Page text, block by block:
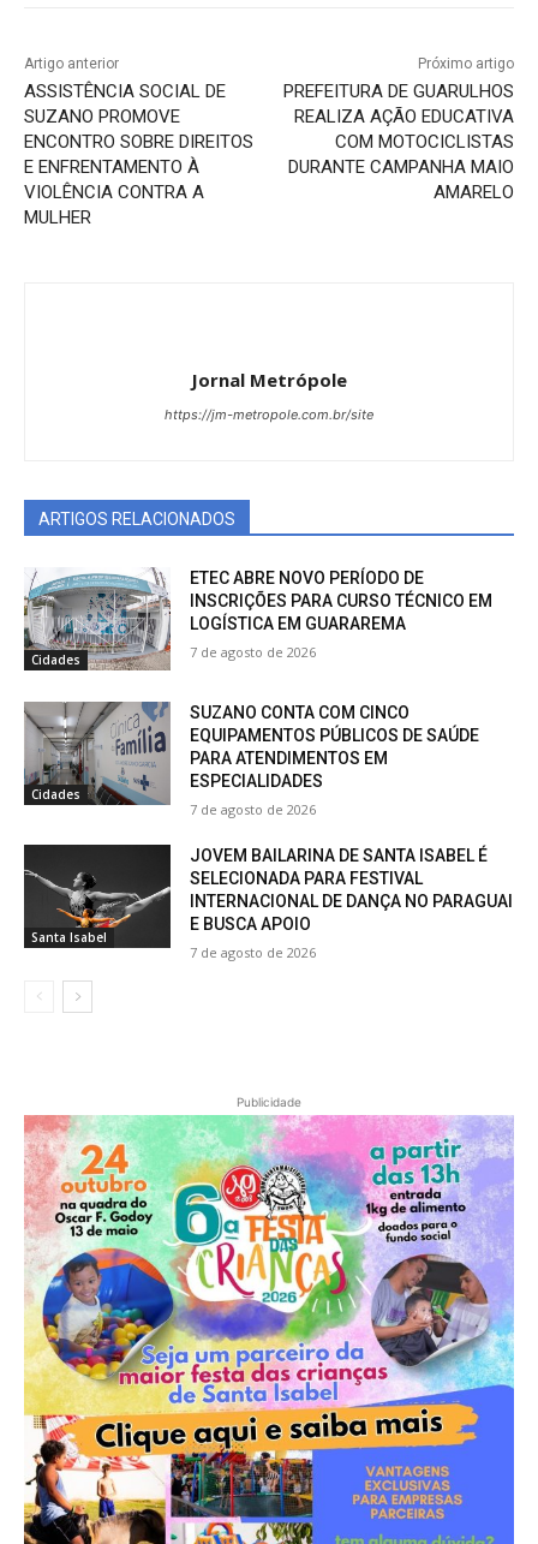
Artigo anterior
ASSISTÊNCIA SOCIAL DE
SUZANO PROMOVE
ENCONTRO SOBRE DIREITOS
E ENFRENTAMENTO À
VIOLÊNCIA CONTRA A
MULHER
Próximo artigo
PREFEITURA DE GUARULHOS
REALIZA AÇÃO EDUCATIVA
COM MOTOCICLISTAS
DURANTE CAMPANHA MAIO
AMARELO
Jornal Metrópole
https://jm-metropole.com.br/site
ARTIGOS RELACIONADOS
Cidades
ETEC ABRE NOVO PERÍODO DE
INSCRIÇÕES PARA CURSO TÉCNICO EM
LOGÍSTICA EM GUARAREMA
7 de agosto de 2026
Cidades
SUZANO CONTA COM CINCO
EQUIPAMENTOS PÚBLICOS DE SAÚDE
PARA ATENDIMENTOS EM
ESPECIALIDADES
7 de agosto de 2026
Santa Isabel
JOVEM BAILARINA DE SANTA ISABEL É
SELECIONADA PARA FESTIVAL
INTERNACIONAL DE DANÇA NO PARAGUAI
E BUSCA APOIO
7 de agosto de 2026
Publicidade